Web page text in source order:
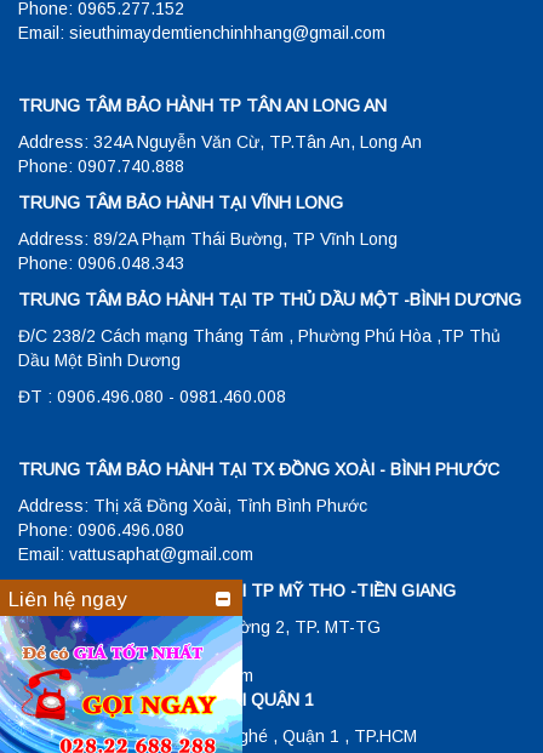
Phone: 0965.277.152
Email: sieuthimaydemtienchinhhang@gmail.com
TRUNG TÂM BẢO HÀNH TP TÂN AN LONG AN
Address: 324A Nguyễn Văn Cừ, TP.Tân An, Long An
Phone: 0907.740.888
TRUNG TÂM BẢO HÀNH TẠI VĨNH LONG
Address: 89/2A Phạm Thái Bường, TP Vĩnh Long
Phone: 0906.048.343
TRUNG TÂM BẢO HÀNH TẠI TP THỦ DẦU MỘT -BÌNH DƯƠNG
Đ/C 238/2 Cách mạng Tháng Tám , Phường Phú Hòa ,TP Thủ
Dầu Một Bình Dương
ĐT : 0906.496.080 - 0981.460.008
TRUNG TÂM BẢO HÀNH TẠI TX ĐỒNG XOÀI - BÌNH PHƯỚC
Address: Thị xã Đồng Xoài, Tỉnh Bình Phước
Phone: 0906.496.080
Email: vattusaphat@gmail.com
TRUNG TÂM BẢO HÀNH TẠI TP MỸ THO -TIỀN GIANG
Đ/C: 23/1 Hùng Vương , Phường 2, TP. MT-TG
ĐT: 0906048343
Email: vattusaphat@gmail.com
TRUNG TÂM BẢO HÀNH TẠI QUẬN 1
Address: 26 Lê Lợi , P.Bến Nghé , Quận 1 , TP.HCM
Liên hệ ngay